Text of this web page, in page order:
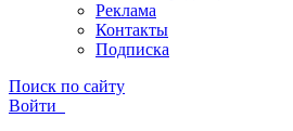
Реклама
Контакты
Подписка
Поиск по сайту
Войти